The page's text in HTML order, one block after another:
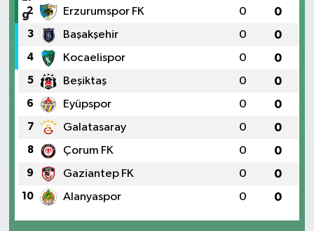
2 Erzurumspor FK 0 0
3 Başakşehir 0 0
4 Kocaelispor 0 0
5 Beşiktaş 0 0
6 Eyüpspor 0 0
7 Galatasaray 0 0
8 Çorum FK 0 0
9 Gaziantep FK 0 0
10 Alanyaspor 0 0